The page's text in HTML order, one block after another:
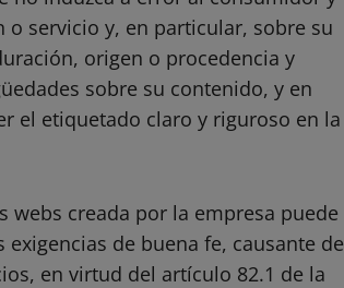
o servicio y, en particular, sobre su
origen o procedencia y
sobre su contenido, y en
el etiquetado claro y riguroso en la
webs creada por la empresa puede
de buena fe, causante de
en virtud del artículo 82.1 de la